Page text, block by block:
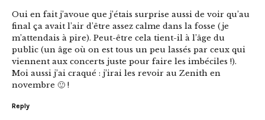
Oui en fait j’avoue que j’étais surprise aussi de voir qu’au
final ça avait l’air d’être assez calme dans la fosse (je
m’attendais à pire). Peut-être cela tient-il à l’âge du
public (un âge où on est tous un peu lassés par ceux qui
viennent aux concerts juste pour faire les imbéciles !).
Moi aussi j’ai craqué : j’irai les revoir au Zenith en
novembre 🙂 !
Reply